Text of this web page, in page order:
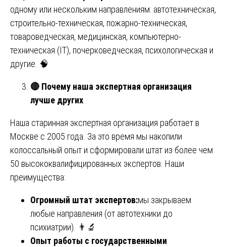
одному или нескольким направлениям: автотехническая,
строительно-техническая, пожарно-техническая,
товароведческая, медицинская, компьютерно-
техническая (IT), почерковедческая, психологическая и
другие. 🧠
🔴 Почему наша экспертная организация
лучше других
Наша старинная экспертная организация работает в
Москве с 2005 года. За это время мы накопили
колоссальный опыт и сформировали штат из более чем
50 высококвалифицированных экспертов. Наши
преимущества:
Огромный штат экспертов:мы закрываем
любые направления (от автотехники до
психиатрии). 👨‍🔬
Опыт работы с государственными